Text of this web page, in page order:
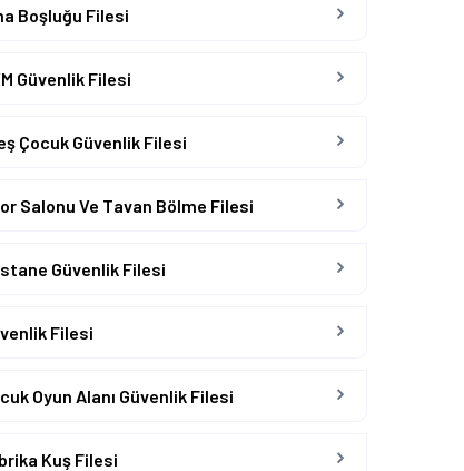
Boşluğu Filesi
Güvenlik Filesi
Çocuk Güvenlik Filesi
Salonu Ve Tavan Bölme Filesi
Güvenlik Filesi
Filesi
Oyun Alanı Güvenlik Filesi
Kuş Filesi